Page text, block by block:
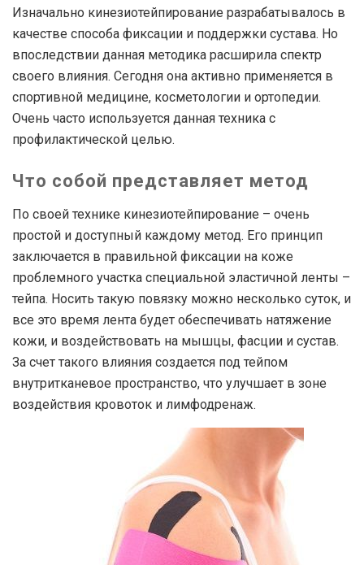
Изначально кинезиотейпирование разрабатывалось в
качестве способа фиксации и поддержки сустава. Но
впоследствии данная методика расширила спектр
своего влияния. Сегодня она активно применяется в
спортивной медицине, косметологии и ортопедии.
Очень часто используется данная техника с
профилактической целью.
Что собой представляет метод
По своей технике кинезиотейпирование – очень
простой и доступный каждому метод. Его принцип
заключается в правильной фиксации на коже
проблемного участка специальной эластичной ленты –
тейпа. Носить такую повязку можно несколько суток, и
все это время лента будет обеспечивать натяжение
кожи, и воздействовать на мышцы, фасции и сустав.
За счет такого влияния создается под тейпом
внутритканевое пространство, что улучшает в зоне
воздействия кровоток и лимфодренаж.